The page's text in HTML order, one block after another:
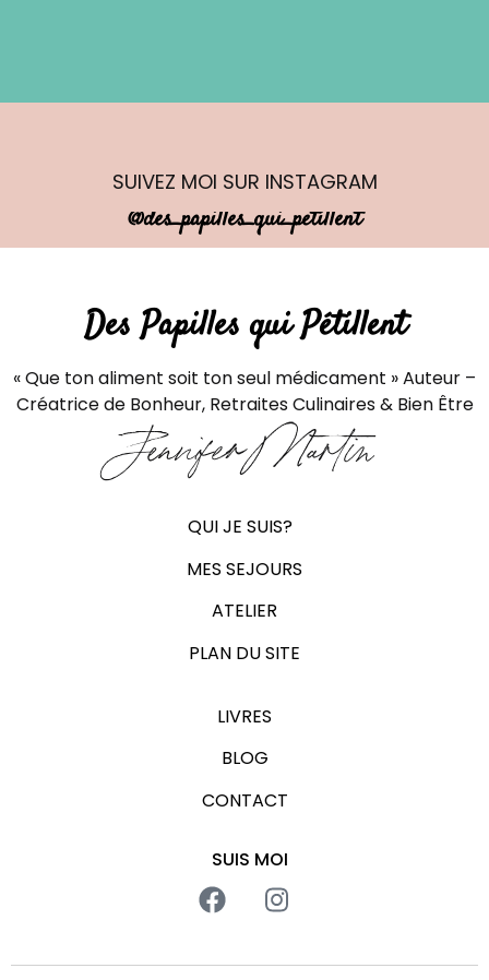
On est
rencontres
de manger
des plats
découvrir
des lieux
insolites. Je
repars en
Novembre
les yeux
fermés.
Jenny, et à
tout bientôt
SUIVEZ MOI SUR INSTAGRAM
@des_papilles_qui_petillent
Des Papilles qui Pétillent
« Que ton aliment soit ton seul médicament » Auteur –
Créatrice de Bonheur, Retraites Culinaires & Bien Être
Jennifer Martin
QUI JE SUIS?
MES SEJOURS
ATELIER
PLAN DU SITE
LIVRES
BLOG
CONTACT
SUIS MOI